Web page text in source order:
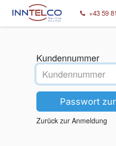
Zum Inhalt springen
+43 59
Kundennummer
Passwort
Zurück zur Anmeldung